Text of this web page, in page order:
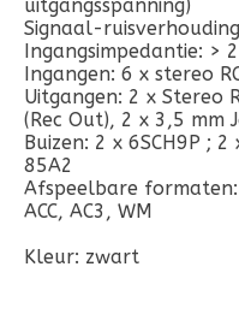
uitgangsspanning)
Signaal-
Ingangsimpedantie: >
Ingangen: 6 x stereo
Uitgangen: 2 x Stereo
(Rec Out), 2 x 3,5 mm
Buizen: 2 x 6SCH9P ; 2
85A2
Afspeelbare formaten:
ACC, AC3, WM
Kleur: zwart